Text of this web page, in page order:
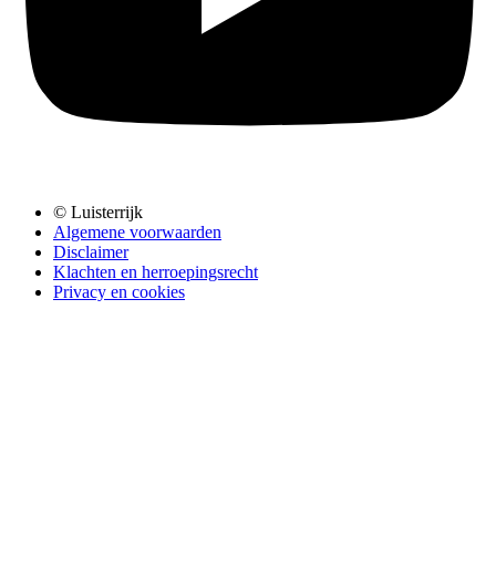
© Luisterrijk
Algemene voorwaarden
Disclaimer
Klachten en herroepingsrecht
Privacy en cookies